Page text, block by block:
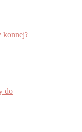
konnej?
do